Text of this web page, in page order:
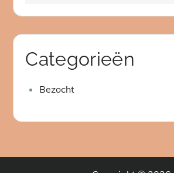
Categorieën
Bezocht